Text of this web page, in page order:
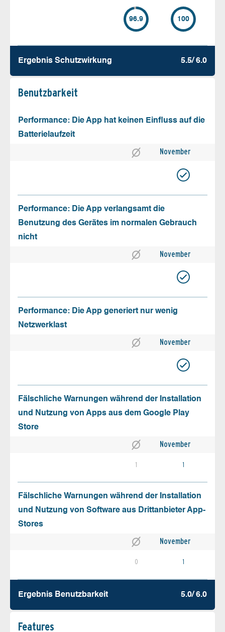
96.9 100
Ergebnis Schutz­wirkung 5.5/ 6.0
Benutz­barkeit
Performance: Die App hat keinen Einfluss auf die
Batterielaufzeit
November
Performance: Die App verlangsamt die
Benutzung des Gerätes im normalen Gebrauch
nicht
November
Performance: Die App generiert nur wenig
Netzwerklast
November
Fälschliche Warnungen während der Installation
und Nutzung von Apps aus dem Google Play
Store
November
1 1
Fälschliche Warnungen während der Installation
und Nutzung von Software aus Drittanbieter App-
Stores
November
0 1
Ergebnis Benutz­barkeit 5.0/ 6.0
Features